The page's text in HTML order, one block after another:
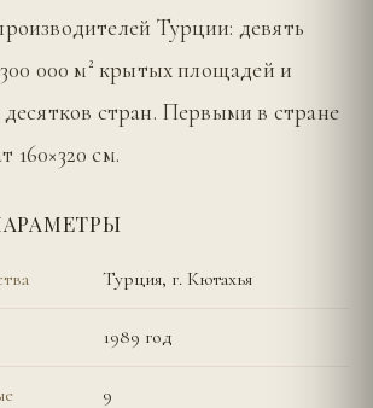
Турции: девять
000 м² крытых площадей и
десятков стран. Первыми в стране
160×320 см.
Турция, г. Кютахья
1989 год
9